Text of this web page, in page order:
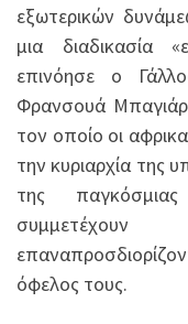
εξωτερικών
μια διαδικασία
επινόησε ο
Φρανσουά
τον οποίο οι
την κυριαρχία της
της
όφελος τους.